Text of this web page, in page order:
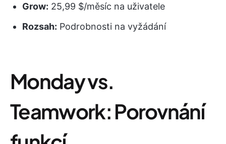
Grow: 25,99 $/měsíc na uživatele
Rozsah: Podrobnosti na vyžádání
Monday vs.
Teamwork: Porovnání